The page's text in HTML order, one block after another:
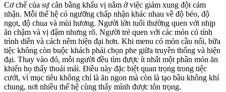
Cơ chế của sự cân bằng khẩu vị nằm ở việc giảm xung đột cảm
nhận. Mỗi thế hệ có ngưỡng chấp nhận khác nhau về độ béo, độ
ngọt, độ chua và mùi hương. Người lớn tuổi thường quen với nhịp
ăn chậm và vị đậm nhưng rõ. Người trẻ quen với các món có tính
trình diễn và cách nêm hiện đại hơn. Khi menu có món cầu nối, bữa
tiệc không còn buộc khách phải chọn phe giữa truyền thống và hiện
đại. Thay vào đó, mỗi người đều tìm được ít nhất một phần món ăn
khiến họ thấy thoải mái. Điều này đặc biệt quan trọng trong tiệc
cưới, vì mục tiêu không chỉ là ăn ngon mà còn là tạo bầu không khí
chung, nơi nhiều thế hệ cùng thấy mình được tôn trọng.